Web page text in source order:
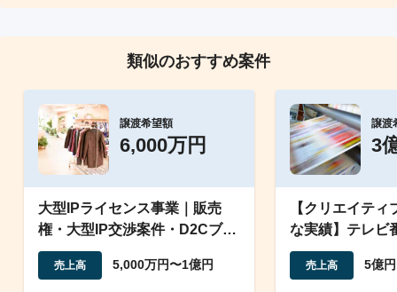
類似のおすすめ案件
譲渡希望額
6,000万円
大型IPライセンス事業｜販売
権・大型IP交渉案件・D2Cブラ
ンド譲渡・営業支援
売上高 5,000万円〜1億円
譲渡
3
【クリエイテ
な実績】テレビ
等を手掛ける企
売上高 5億